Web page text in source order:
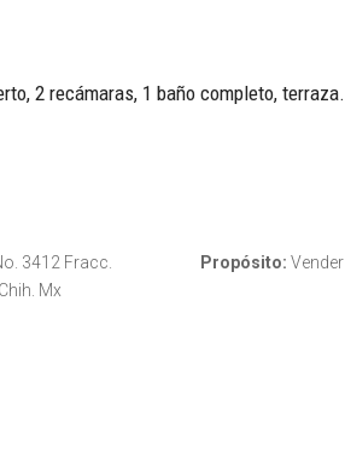
2 recámaras, 1 baño completo, terraza.
3412 Fracc.
Mx
Propósito: Vender